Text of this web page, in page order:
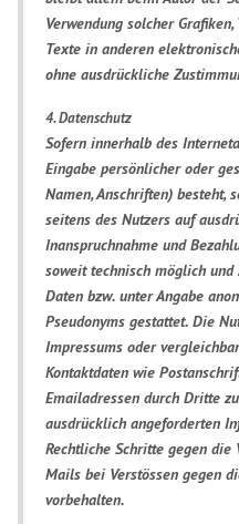
Verwendung solcher
Texte in anderen
ohne ausdrückliche
4. Datenschutz
Sofern innerhalb des
Eingabe persönlicher oder
Namen, Anschriften) besteht,
seitens des Nutzers auf
Inanspruchnahme und
soweit technisch möglich
Daten bzw. unter Angabe
Pseudonyms gestattet. Die
Impressums oder
Kontaktdaten wie
Emailadressen durch Dritte
ausdrücklich angeforderten
Rechtliche Schritte gegen die
Mails bei Verstössen gegen
vorbehalten.